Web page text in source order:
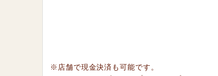
※店舗で現金決済も可能です。